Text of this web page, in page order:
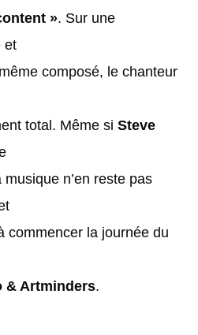
». Sur une
et
composé, le chanteur
total. Même si Steve
n’en reste pas
commencer la journée du
& Artminders.